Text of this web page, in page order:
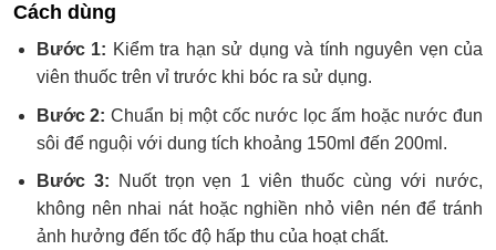
Cách dùng
Bước 1: Kiểm tra hạn sử dụng và tính nguyên vẹn của
viên thuốc trên vỉ trước khi bóc ra sử dụng.
Bước 2: Chuẩn bị một cốc nước lọc ấm hoặc nước đun
sôi để nguội với dung tích khoảng 150ml đến 200ml.
Bước 3: Nuốt trọn vẹn 1 viên thuốc cùng với nước,
không nên nhai nát hoặc nghiền nhỏ viên nén để tránh
ảnh hưởng đến tốc độ hấp thu của hoạt chất.